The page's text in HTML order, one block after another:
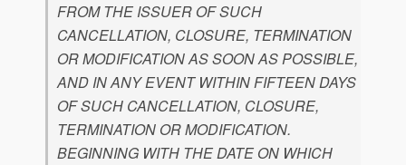
FROM THE ISSUER OF SUCH
CANCELLATION, CLOSURE, TERMINATION
OR MODIFICATION AS SOON AS POSSIBLE,
AND IN ANY EVENT WITHIN FIFTEEN DAYS
OF SUCH CANCELLATION, CLOSURE,
TERMINATION OR MODIFICATION.
BEGINNING WITH THE DATE ON WHICH